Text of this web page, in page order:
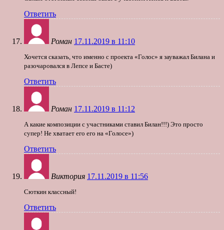
Ответить
Роман 17.11.2019 в 11:10
Хочется сказать, что именно с проекта «Голос» я зауважал Билана и
разочаровался в Лепсе и Басте)
Ответить
Роман 17.11.2019 в 11:12
А какие композиции с участниками ставил Билан!!!) Это просто
супер! Не хватает его его на «Голосе»)
Ответить
Виктория 17.11.2019 в 11:56
Сюткин классный!
Ответить